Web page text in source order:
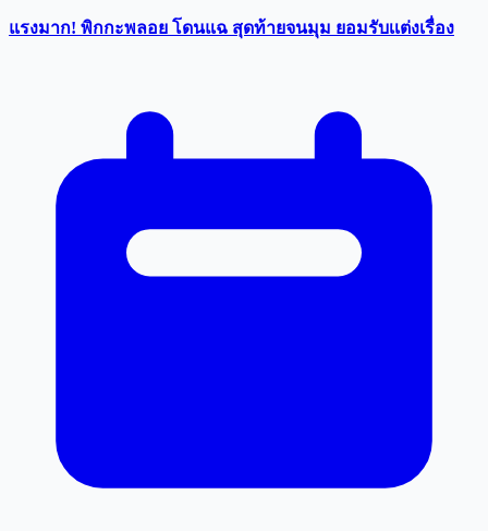
แรงมาก! พิกกะพลอย โดนแฉ สุดท้ายจนมุม ยอมรับเเต่งเรื่อง